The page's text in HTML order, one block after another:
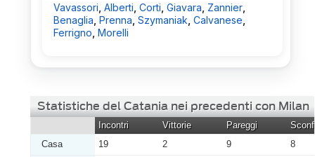
Vavassori Alberti Corti Giavara Zannier
Benaglia Prenna Szymaniak Calvanese
Ferrigno Morelli
Statistiche del Catania nei precedenti con Milan
Incontri Vittorie Pareggi
Casa
19 2 9
8